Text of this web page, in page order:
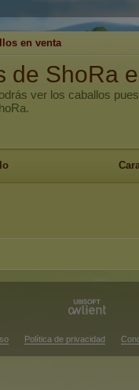
en venta
de ShoRa
ver los caballos
Política de privacidad